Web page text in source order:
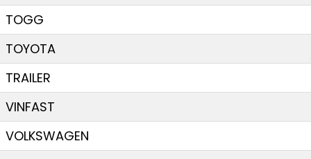
TOGG
TOYOTA
TRAILER
VINFAST
VOLKSWAGEN